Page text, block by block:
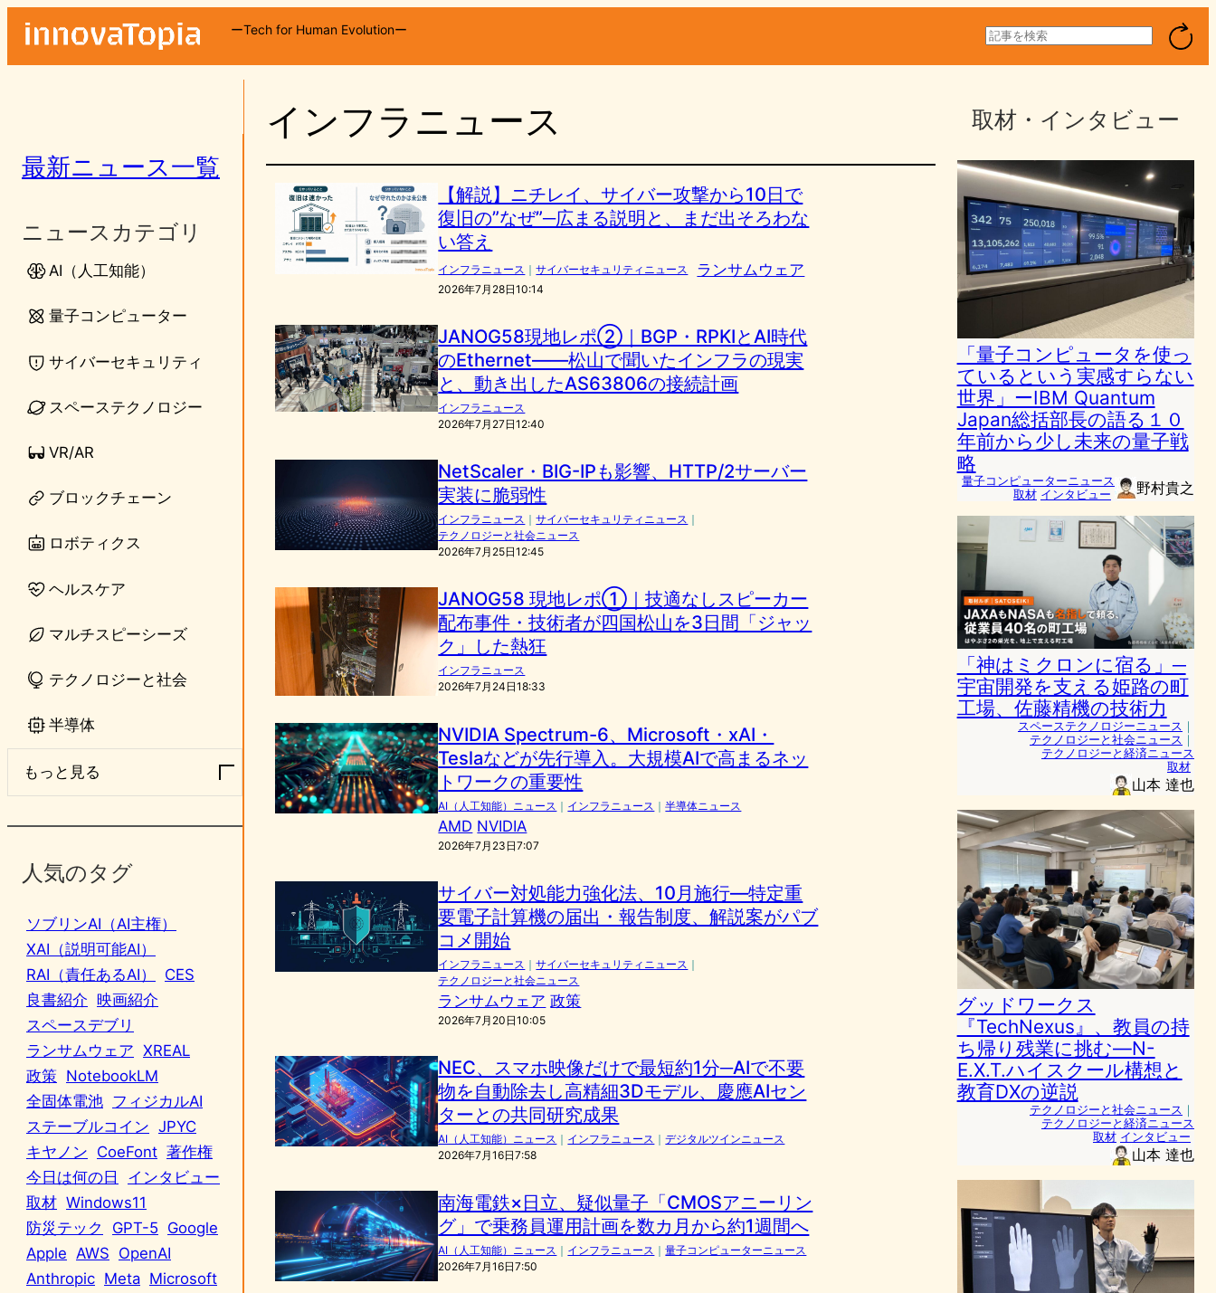
を
ーTech for Human Evolutionー
検
索
最新ニュース一覧
ニュースカテゴリ
AI（人工知能）
量子コンピューター
サイバーセキュリティ
スペーステクノロジー
VR/AR
ブロックチェーン
ロボティクス
ヘルスケア
マルチスピーシーズ
テクノロジーと社会
半導体
もっと見る
人気のタグ
ソブリンAI（AI主権）
XAI（説明可能AI）
RAI（責任あるAI）
CES
良書紹介 映画紹介
スペースデブリ
ランサムウェア XREAL
政策 NotebookLM
全固体電池 フィジカルAI
ステーブルコイン JPYC
キヤノン CoeFont 著作権
今日は何の日
インタビュー
取材 Windows11
防災テック
GPT-5 Google
Apple AWS OpenAI
Anthropic Meta Microsoft
インフラニュース
【解説】ニチレイ、サイバー攻撃から10日で
復旧の”なぜ”─広まる説明と、まだ出そろわな
い答え
インフラニュース ｜サイバーセキュリティニュース ランサムウェア
2026年7月28日10:14
JANOG58現地レポ②｜BGP・RPKIとAI時代
のEthernet――松山で聞いたインフラの現実
と、動き出したAS63806の接続計画
インフラニュース
2026年7月27日12:40
NetScaler・BIG-IPも影響、HTTP/2サーバー
実装に脆弱性
インフラニュース ｜サイバーセキュリティニュース ｜
テクノロジーと社会ニュース
2026年7月25日12:45
JANOG58 現地レポ①｜技適なしスピーカー
配布事件・技術者が四国松山を3日間「ジャッ
ク」した熱狂
インフラニュース
2026年7月24日18:33
NVIDIA Spectrum-6、Microsoft・xAI・
Teslaなどが先行導入。大規模AIで高まるネッ
トワークの重要性
AI（人工知能）ニュース ｜ インフラニュース ｜半導体ニュース
AMD NVIDIA
2026年7月23日7:07
サイバー対処能力強化法、10月施行—特定重
要電子計算機の届出・報告制度、解説案がパブ
コメ開始
インフラニュース ｜サイバーセキュリティニュース ｜
テクノロジーと社会ニュース
ランサムウェア 政策
2026年7月20日10:05
NEC、スマホ映像だけで最短約1分─AIで不要
物を自動除去し高精細3Dモデル、慶應AIセン
ターとの共同研究成果
AI（人工知能）ニュース ｜ インフラニュース ｜デジタルツインニュース
2026年7月16日7:58
南海電鉄×日立、疑似量子「CMOSアニーリン
グ」で乗務員運用計画を数カ月から約1週間へ
AI（人工知能）ニュース ｜ インフラニュース ｜量子コンピューターニュース
2026年7月16日7:50
取材・インタビュー
「量子コンピュータを使っ
ているという実感すらない
世界」ーIBM Quantum
Japan総括部長の語る１０
年前から少し未来の量子戦
略
量子コンピューターニュース
取材 インタビュー 野村貴之
「神はミクロンに宿る」─
宇宙開発を支える姫路の町
工場、佐藤精機の技術力
スペーステクノロジーニュース ｜
テクノロジーと社会ニュース ｜
テクノロジーと経済ニュース
取材
山本 達也
グッドワークス
『TechNexus』、教員の持
ち帰り残業に挑む—N-
E.X.T.ハイスクール構想と
教育DXの逆説
テクノロジーと社会ニュース ｜
テクノロジーと経済ニュース
取材 インタビュー
山本 達也